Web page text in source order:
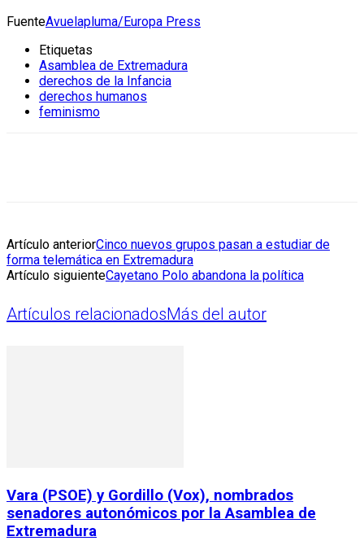
FuenteAvuelapluma/Europa Press
Etiquetas
Asamblea de Extremadura
derechos de la Infancia
derechos humanos
feminismo
Artículo anteriorCinco nuevos grupos pasan a estudiar de
forma telemática en Extremadura
Artículo siguienteCayetano Polo abandona la política
Artículos relacionadosMás del autor
Vara (PSOE) y Gordillo (Vox), nombrados
senadores autonómicos por la Asamblea de
Extremadura